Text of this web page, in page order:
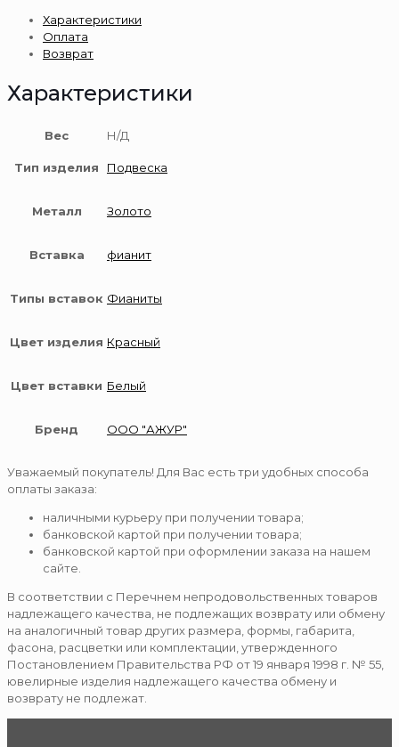
золота
пробы
Характеристики
Оплата
Возврат
Характеристики
Вес Н/Д
Тип изделия Подвеска
Металл Золото
Вставка фианит
Типы вставок Фианиты
Цвет изделия Красный
Цвет вставки Белый
Бренд ООО "АЖУР"
Уважаемый покупатель! Для Вас есть три удобных способа
оплаты заказа:
наличными курьеру при получении товара;
банковской картой при получении товара;
банковской картой при оформлении заказа на нашем
сайте.
В соответствии с Перечнем непродовольственных товаров
надлежащего качества, не подлежащих возврату или обмену
на аналогичный товар других размера, формы, габарита,
фасона, расцветки или комплектации, утвержденного
Постановлением Правительства РФ от 19 января 1998 г. № 55,
ювелирные изделия надлежащего качества обмену и
возврату не подлежат.